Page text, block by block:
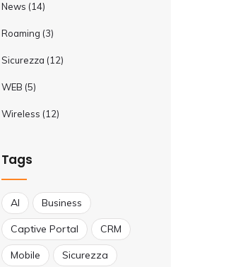
News (14)
Roaming (3)
Sicurezza (12)
WEB (5)
Wireless (12)
Tags
AI Business
Captive Portal CRM
Mobile Sicurezza